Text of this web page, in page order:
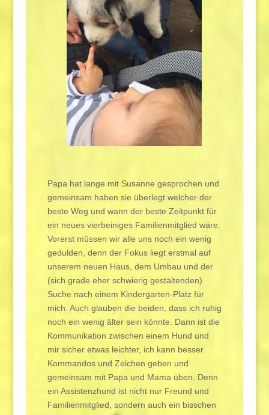
Papa hat lange mit Susanne gesprochen und
gemeinsam haben sie überlegt welcher der
beste Weg und wann der beste Zeitpunkt für
ein neues vierbeiniges Familienmitglied wäre.
Vorerst müssen wir alle uns noch ein wenig
gedulden, denn der Fokus liegt erstmal auf
unserem neuen Haus, dem Umbau und der
(sich grade eher schwierig gestaltenden)
Suche nach einem Kindergarten-Platz für
mich. Auch glauben die beiden, dass ich ruhig
noch ein wenig älter sein könnte. Dann ist die
Kommunikation zwischen einem Hund und
mir sicher etwas leichter, ich kann besser
Kommandos und Zeichen geben und
gemeinsam mit Papa und Mama üben. Denn
ein Assistenzhund ist nicht nur Freund und
Familienmitglied, sondern auch ein bisschen